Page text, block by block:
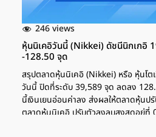
246 views
หุ้นนิเคอิวันนี้ (Nikkei) ดัชนีนิกเกอิ
-128.50 จุด
สรุปตลาดหุ้นนิเคอิ (Nikkei) หรือ หุ้นโต
วันนี้ ปิดที่ระดับ 39,589 จุด ลดลง
นี้เงินเยนอ่อนค่าลง ส่งผลให้ตลาดหุ้นป
ตลาดหุ้นนิเคอิ ปรับตัวลงลบสูงสุดอยู่ที่